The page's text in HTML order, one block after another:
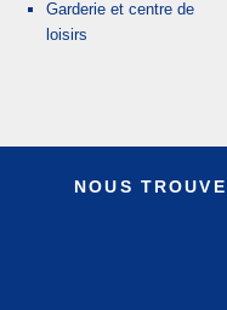
Garderie et centre de
loisirs
NOUS